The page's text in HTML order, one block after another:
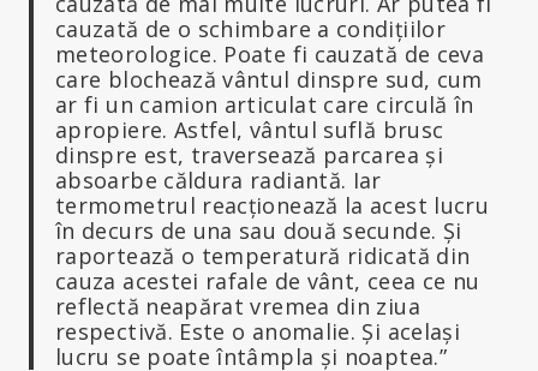
cauzată de o schimbare a condițiilor
meteorologice. Poate fi cauzată de ceva
care blochează vântul dinspre sud, cum
ar fi un camion articulat care circulă în
apropiere. Astfel, vântul suflă brusc
dinspre est, traversează parcarea și
absoarbe căldura radiantă. Iar
termometrul reacționează la acest lucru
în decurs de una sau două secunde. Și
raportează o temperatură ridicată din
cauza acestei rafale de vânt, ceea ce nu
reflectă neapărat vremea din ziua
respectivă. Este o anomalie. Și același
lucru se poate întâmpla și noaptea.”